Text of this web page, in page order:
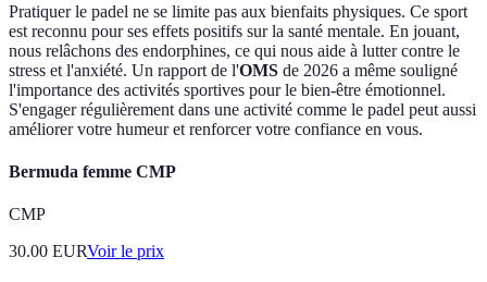
Pratiquer le padel ne se limite pas aux bienfaits physiques. Ce sport
est reconnu pour ses effets positifs sur la santé mentale. En jouant,
nous relâchons des endorphines, ce qui nous aide à lutter contre le
stress et l'anxiété. Un rapport de l'OMS de 2026 a même souligné
l'importance des activités sportives pour le bien-être émotionnel.
S'engager régulièrement dans une activité comme le padel peut aussi
améliorer votre humeur et renforcer votre confiance en vous.
Bermuda femme CMP
CMP
30.00 EURVoir le prix